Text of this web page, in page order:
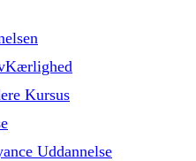
Kursus
Uddannelse